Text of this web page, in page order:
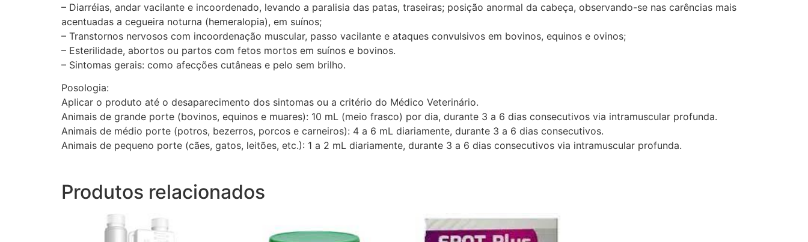
– Diarréias, andar vacilante e incoordenado, levando a paralisia das patas, traseiras; posição anormal da cabeça, observando-se nas carências mais
acentuadas a cegueira noturna (hemeralopia), em suínos;
– Transtornos nervosos com incoordenação muscular, passo vacilante e ataques convulsivos em bovinos, equinos e ovinos;
– Esterilidade, abortos ou partos com fetos mortos em suínos e bovinos.
– Sintomas gerais: como afecções cutâneas e pelo sem brilho.
Posologia:
Aplicar o produto até o desaparecimento dos sintomas ou a critério do Médico Veterinário.
Animais de grande porte (bovinos, equinos e muares): 10 mL (meio frasco) por dia, durante 3 a 6 dias consecutivos via intramuscular profunda.
Animais de médio porte (potros, bezerros, porcos e carneiros): 4 a 6 mL diariamente, durante 3 a 6 dias consecutivos.
Animais de pequeno porte (cães, gatos, leitões, etc.): 1 a 2 mL diariamente, durante 3 a 6 dias consecutivos via intramuscular profunda.
Produtos relacionados